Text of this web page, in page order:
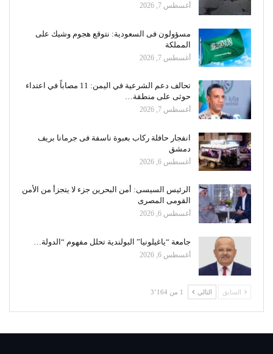
أغسطس 7, 2026
مسؤولون فى السعودية: نتوقع هجوم وشيك على
المملكة
أغسطس 7, 2026
تحالف دعم الشرعية في اليمن: 11 مصاباً في اعتداء
حوثى على منطقة…
أغسطس 7, 2026
انفجار حافلة ركاب بعبوة ناسفة فى جرمانا بريف
دمشق
أغسطس 6, 2026
الرئيس السيسى: أمن البحرين جزء لا يتجزأ من الأمن
القومى المصرى
أغسطس 6, 2026
جامعة “ياغيلونيا” البولندية تحلل مفهوم “الدولة…
أغسطس 6, 2026
السابق التالي 1 من 3٬164